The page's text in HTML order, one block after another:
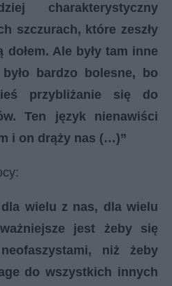
charakterystyczny
szczurach, które zeszły
Ale były tam inne
bardzo bolesne, bo
przybliżanie się do
Ten język nienawiści
i on drąży nas (…)”
wielu z nas, dla wielu
jest żeby się
niż żeby
do wszystkich innych